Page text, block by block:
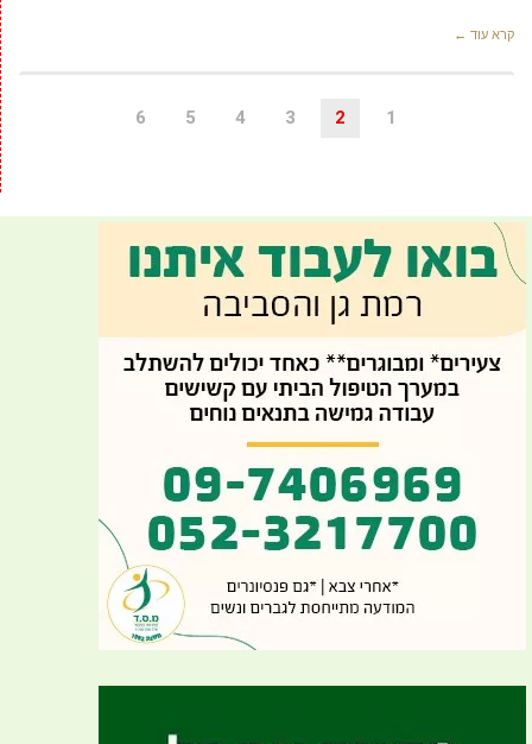
קרא עוד ←
1
2
3
4
5
6